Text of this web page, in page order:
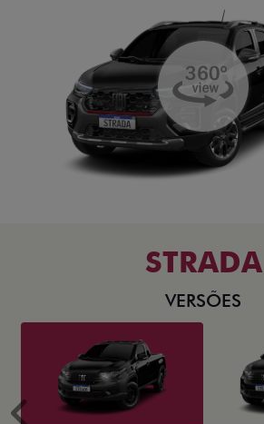
STRADA
VERSÕES